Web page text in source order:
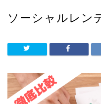
ソーシャルレン